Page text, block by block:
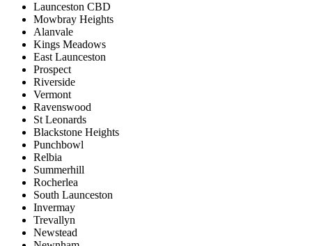
Launceston CBD
Mowbray Heights
Alanvale
Kings Meadows
East Launceston
Prospect
Riverside
Vermont
Ravenswood
St Leonards
Blackstone Heights
Punchbowl
Relbia
Summerhill
Rocherlea
South Launceston
Invermay
Trevallyn
Newstead